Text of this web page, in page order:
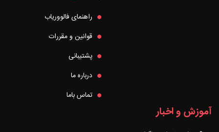
راهنمای فالووریاب
قوانین و مقررات
پشتیبانی
درباره ما
تماس باما
آموزش و اخبار